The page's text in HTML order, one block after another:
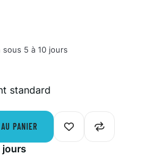
sous 5 à 10 jours
standard
PANIER
jours